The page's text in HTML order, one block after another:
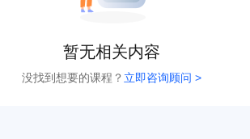
暂无相关内容
没找到想要的课程？ 立即咨询顾问 >